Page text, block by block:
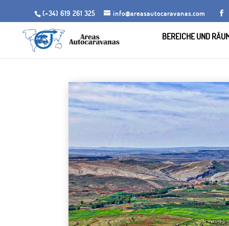
(+34) 619 261 325 info@areasautocaravanas.com
BEREICHE UND